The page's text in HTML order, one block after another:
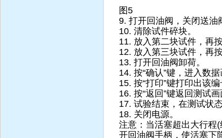
图5
9. 打开回油阀，关闭送油
10. 清除试件碎块。
11. 放入第二块试件，再
12. 放入第三块试件，再
13. 打开回油阀卸荷。
14. 按“确认”键，进入数
15. 按“打印”键打印出该
16. 按“返回”键返回测试
17. 试验结束，在测试状
18. 关闭电源。
注意：当活塞超出大行程
开回油阀手柄，使活塞下